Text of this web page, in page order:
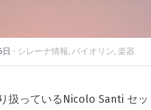
· シレーナ情報, バイオリン, 楽器
扱っているNicolo Santi セ